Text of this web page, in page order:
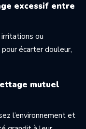
excessif entre
ou
écarter douleur,
mutuel
l’environnement et